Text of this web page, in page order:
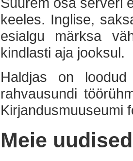
keeles. Inglise,
esialgu märksa
kindlasti aja jooksul.
Haldjas on
rahvausundi
Kirjandusmuuseumi
Meie